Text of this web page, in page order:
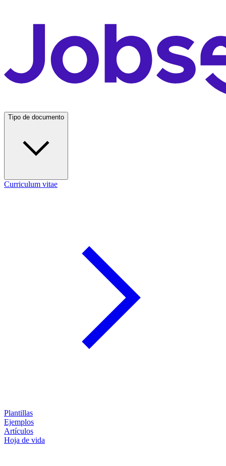
Tipo de documento
Curriculum vitae
Plantillas
Ejemplos
Artículos
Hoja de vida